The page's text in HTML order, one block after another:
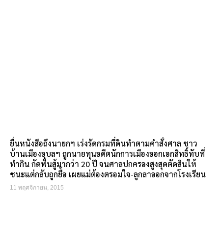
ยื่นหนังสือถึงนายกฯ เร่งรัดกรมที่ดินทำตามคำสั่งศาล ชาว
บ้านเมืองอุบลฯ ถูกนายทุนอดีตนักการเมืองออกเอกสิทธิ์ทับที่
ทำกิน กัดฟันสู้มากว่า 20 ปี จนศาลปกครองสูงสุดตัดสินให้
ชนะแต่กลับถูกยื้อ เผยแม่ต้องตรอมใจ-ลูกลาออกจากโรงเรียน
11 พฤศจิกายน, 2015